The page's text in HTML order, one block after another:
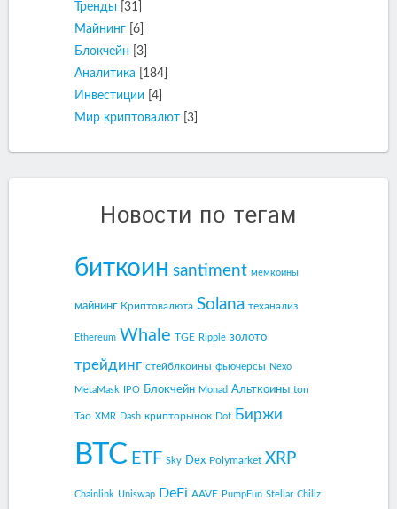
Тренды [31]
Майнинг [6]
Блокчейн
[3]
Аналитика
[184]
Инвестиции
[4]
Мир криптовалют [3]
Новости по тегам
биткоин santiment мемкоины
майнинг Криптовалюта Solana теханализ
Ethereum Whale TGE Ripple золото
трейдинг стейблкоины фьючерсы Nexo
MetaMask IPO Блокчейн Monad Альткоины ton
Tao XMR Dash крипторынок Dot Биржи
BTC ETF Sky Dex Polymarket XRP
Chainlink Uniswap DeFi AAVE PumpFun Stellar Chiliz